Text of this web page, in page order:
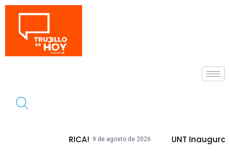
9 de agosto de 2026 UNT Inaugura Plazas